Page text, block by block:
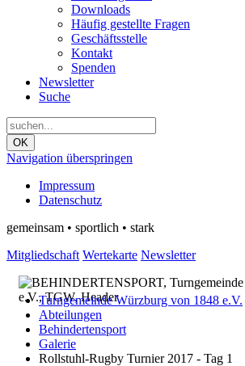
Downloads
Häufig gestellte Fragen
Geschäftsstelle
Kontakt
Spenden
Newsletter
Suche
OK
Navigation überspringen
Impressum
Datenschutz
gemeinsam • sportlich • stark
Mitgliedschaft Wertekarte Newsletter
Turngemeinde Würzburg von 1848 e.V.
Abteilungen
Behindertensport
Galerie
Rollstuhl-Rugby Turnier 2017 - Tag 1